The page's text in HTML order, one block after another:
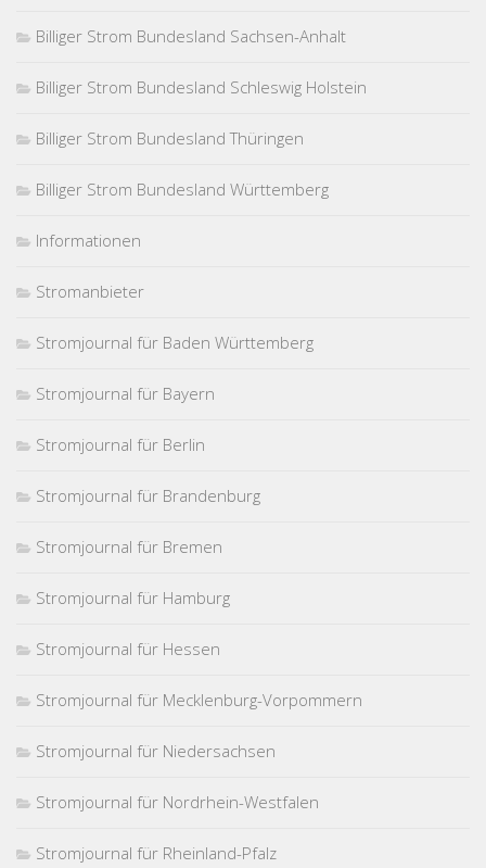
Billiger Strom Bundesland Sachsen-Anhalt
Billiger Strom Bundesland Schleswig Holstein
Billiger Strom Bundesland Thüringen
Billiger Strom Bundesland Württemberg
Informationen
Stromanbieter
Stromjournal für Baden Württemberg
Stromjournal für Bayern
Stromjournal für Berlin
Stromjournal für Brandenburg
Stromjournal für Bremen
Stromjournal für Hamburg
Stromjournal für Hessen
Stromjournal für Mecklenburg-Vorpommern
Stromjournal für Niedersachsen
Stromjournal für Nordrhein-Westfalen
Stromjournal für Rheinland-Pfalz